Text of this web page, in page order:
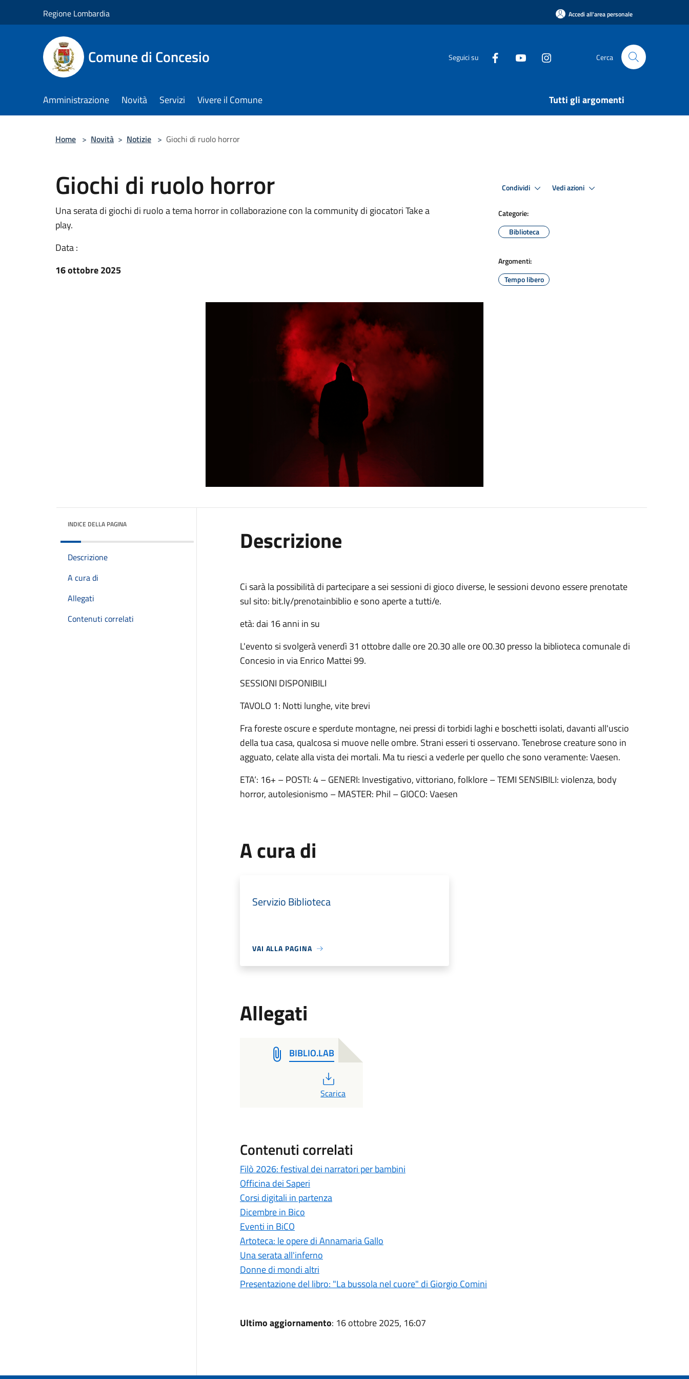
Regione Lombardia Accedi all'area personale
Comune di Concesio Seguici su Cerca
Amministrazione Novità Servizi Vivere il Comune Tutti gli argomenti
Home > Novità > Notizie > Giochi di ruolo horror
Giochi di ruolo horror
Una serata di giochi di ruolo a tema horror in collaborazione con la community di giocatori Take a
play.
Data :
16 ottobre 2025
Condividi Vedi azioni
Categorie:
Biblioteca
Argomenti:
Tempo libero
INDICE DELLA PAGINA
Descrizione
A cura di
Allegati
Contenuti correlati
Descrizione
Ci sarà la possibilità di partecipare a sei sessioni di gioco diverse, le sessioni devono essere prenotate
sul sito: bit.ly/prenotainbiblio e sono aperte a tutti/e.
età: dai 16 anni in su
L'evento si svolgerà venerdì 31 ottobre dalle ore 20.30 alle ore 00.30 presso la biblioteca comunale di
Concesio in via Enrico Mattei 99.
SESSIONI DISPONIBILI
TAVOLO 1: Notti lunghe, vite brevi
Fra foreste oscure e sperdute montagne, nei pressi di torbidi laghi e boschetti isolati, davanti all'uscio
della tua casa, qualcosa si muove nelle ombre. Strani esseri ti osservano. Tenebrose creature sono in
agguato, celate alla vista dei mortali. Ma tu riesci a vederle per quello che sono veramente: Vaesen.
ETA‘: 16+ – POSTI: 4 – GENERI: Investigativo, vittoriano, folklore – TEMI SENSIBILI: violenza, body
horror, autolesionismo – MASTER: Phil – GIOCO: Vaesen
A cura di
Servizio Biblioteca
VAI ALLA PAGINA
Allegati
BIBLIO.LAB
PDF
Scarica
Contenuti correlati
Filò 2026: festival dei narratori per bambini
Officina dei Saperi
Corsi digitali in partenza
Dicembre in Bico
Eventi in BiCO
Artoteca: le opere di Annamaria Gallo
Una serata all'inferno
Donne di mondi altri
Presentazione del libro: "La bussola nel cuore" di Giorgio Comini
Ultimo aggiornamento: 16 ottobre 2025, 16:07